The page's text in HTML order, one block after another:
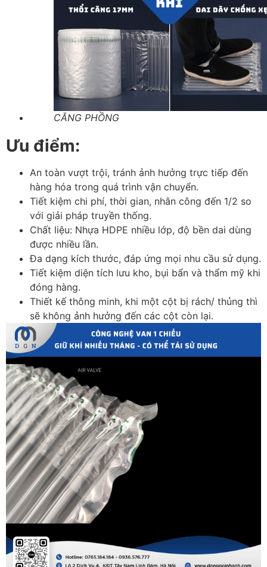
CĂNG PHỒNG
Ưu điểm:
An toàn vượt trội, tránh ảnh hưởng trực tiếp đến
hàng hóa trong quá trình vận chuyển.
Tiết kiệm chi phí, thời gian, nhân công đến 1/2 so
với giải pháp truyền thống.
Chất liệu: Nhựa HDPE nhiều lớp, độ bền dai dùng
được nhiều lần.
Đa dạng kích thước, đáp ứng mọi nhu cầu sử dụng.
Tiết kiệm diện tích lưu kho, bụi bẩn và thẩm mỹ khi
đóng hàng.
Thiết kế thông minh, khi một cột bị rách/ thủng thì
sẽ không ảnh hưởng đến các cột còn lại.